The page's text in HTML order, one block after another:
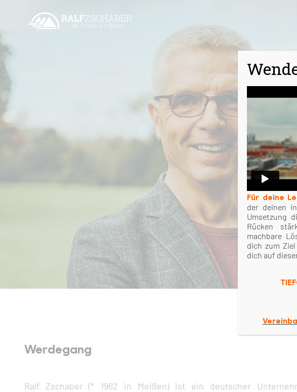
Life
Werdegang
Ralf Zschaber (* 1962 in Meißen) ist ein deutscher
Für deine
der deinen
Umsetzung
Rücken
machbare
dich zum
dich auf